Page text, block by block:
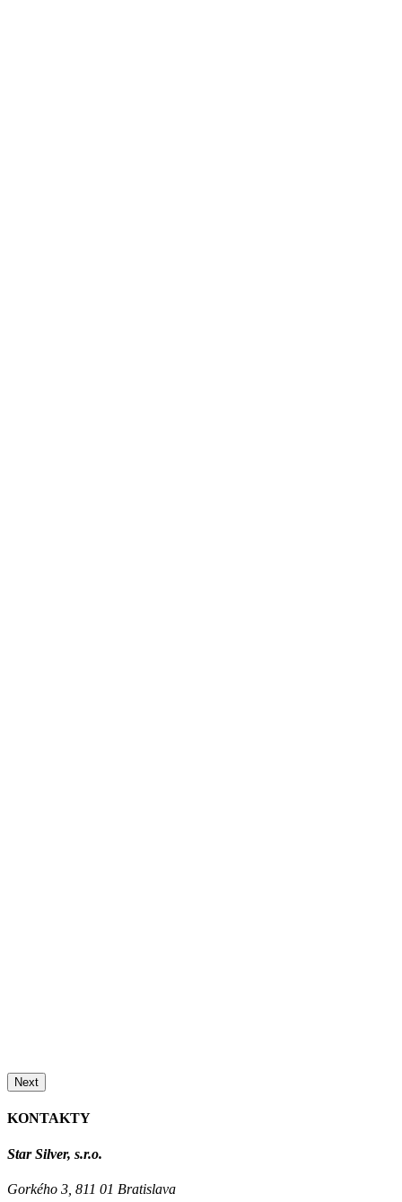
Next
KONTAKTY
Star Silver, s.r.o.
Gorkého 3, 811 01 Bratislava